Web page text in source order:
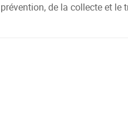
prévention, de la collecte et le